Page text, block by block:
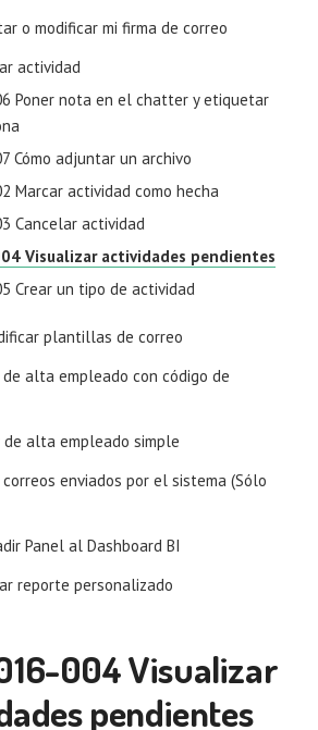
o modificar mi firma de correo
actividad
Poner nota en el chatter y etiquetar
Cómo adjuntar un archivo
Marcar actividad como hecha
Cancelar actividad
Visualizar actividades pendientes
Crear un tipo de actividad
plantillas de correo
de alta empleado con código de
de alta empleado simple
enviados por el sistema (Sólo
Panel al Dashboard BI
reporte personalizado
004 Visualizar
pendientes